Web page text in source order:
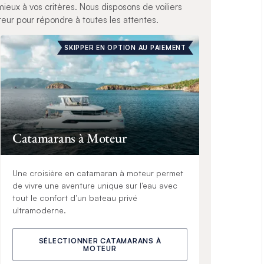
à vos critères. Nous disposons de voiliers
pour répondre à toutes les attentes.
SKIPPER EN OPTION AU PAIEMENT
Catamarans à Moteur
Une croisière en catamaran à moteur permet
de vivre une aventure unique sur l’eau avec
tout le confort d’un bateau privé
ultramoderne.
SÉLECTIONNER CATAMARANS À
MOTEUR